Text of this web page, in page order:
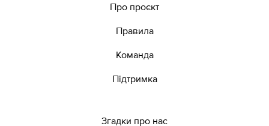
Про проєкт
Правила
Команда
Підтримка
Згадки про нас